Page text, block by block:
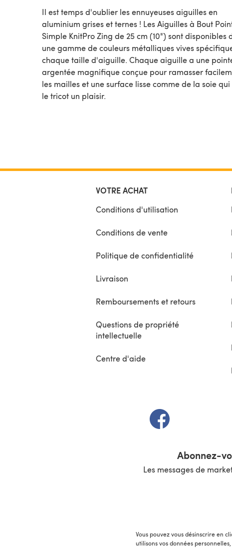
Il est temps d'oublier les ennuyeuses aiguilles en
aluminium grises et ternes ! Les Aiguilles à Bout
Simple KnitPro Zing de 25 cm (10") sont disponibles
une gamme de couleurs métalliques vives
chaque taille d'aiguille. Chaque aiguille a une
argentée magnifique conçue pour ramasser
les mailles et une surface lisse comme de la soie
le tricot un plaisir.
VOTRE ACHAT
Conditions d'utilisation
Conditions de vente
Politique de confidentialité
Livraison
Remboursements et retours
Questions de propriété
intellectuelle
Centre d'aide
(s'ouvre dans un
Abonnez-
Les messages de
Vous pouvez vous désinscrire en
utilisons vos données